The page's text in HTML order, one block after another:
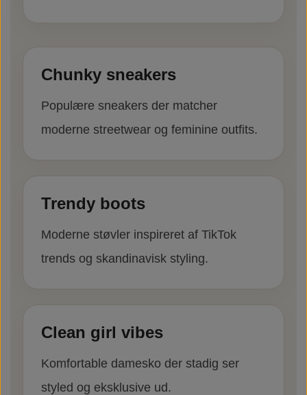
Chunky sneakers
Populære sneakers der matcher
moderne streetwear og feminine outfits.
Trendy boots
Moderne støvler inspireret af TikTok
trends og skandinavisk styling.
Clean girl vibes
Komfortable damesko der stadig ser
styled og eksklusive ud.